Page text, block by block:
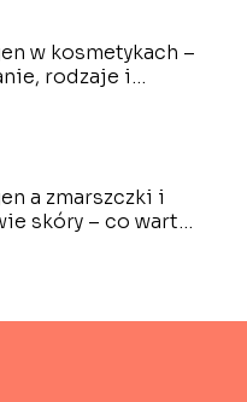
w kosmetykach –
rodzaje i
a zmarszczki i
skóry – co warto